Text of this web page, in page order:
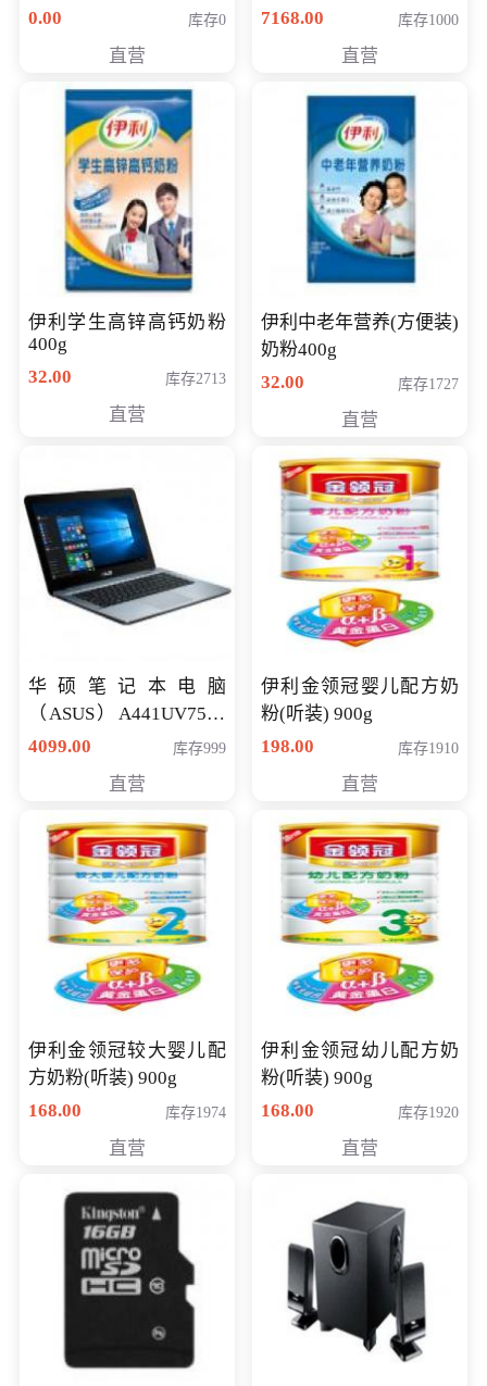
0.00
库存0
直营
储卡全高清摄录一体机
清入门级摄像机
7168.00 库存1000
直营
伊利学生高锌高钙奶粉
400g
32.00
库存2713
直营
伊利中老年营养(方便装)
奶粉400g
32.00
库存1727
直营
华硕笔记本电脑
（ASUS）A441UV7500
顽石（7代i7-7500U 4G
4099.00 库存999
直营
伊利金领冠婴儿配方奶
粉(听装) 900g
198.00
库存1910
直营
伊利金领冠较大婴儿配
方奶粉(听装) 900g
168.00
库存1974
直营
伊利金领冠幼儿配方奶
粉(听装) 900g
168.00
库存1920
直营